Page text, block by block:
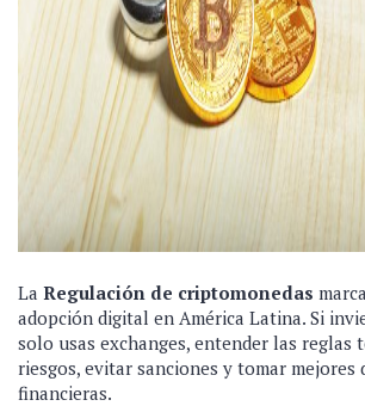
La Regulación de criptomonedas
adopción digital en América Latina. Si
solo usas exchanges, entender las reglas
riesgos, evitar sanciones y tomar mejores
financieras.